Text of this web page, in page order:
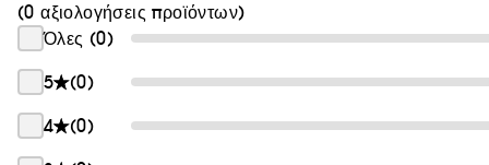
(0 αξιολογήσεις προϊόντων)
Όλες (0)
5
(0)
4
(0)